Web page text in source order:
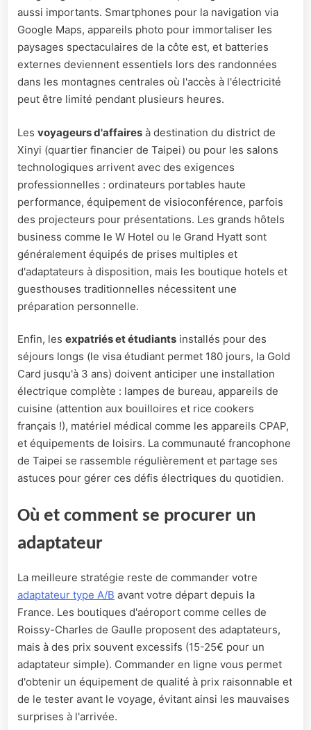
aussi importants. Smartphones pour la navigation via
Google Maps, appareils photo pour immortaliser les
paysages spectaculaires de la côte est, et batteries
externes deviennent essentiels lors des randonnées
dans les montagnes centrales où l'accès à l'électricité
peut être limité pendant plusieurs heures.
Les voyageurs d'affaires à destination du district de
Xinyi (quartier financier de Taipei) ou pour les salons
technologiques arrivent avec des exigences
professionnelles : ordinateurs portables haute
performance, équipement de visioconférence, parfois
des projecteurs pour présentations. Les grands hôtels
business comme le W Hotel ou le Grand Hyatt sont
généralement équipés de prises multiples et
d'adaptateurs à disposition, mais les boutique hotels et
guesthouses traditionnelles nécessitent une
préparation personnelle.
Enfin, les expatriés et étudiants installés pour des
séjours longs (le visa étudiant permet 180 jours, la Gold
Card jusqu'à 3 ans) doivent anticiper une installation
électrique complète : lampes de bureau, appareils de
cuisine (attention aux bouilloires et rice cookers
français !), matériel médical comme les appareils CPAP,
et équipements de loisirs. La communauté francophone
de Taipei se rassemble régulièrement et partage ses
astuces pour gérer ces défis électriques du quotidien.
Où et comment se procurer un
adaptateur
La meilleure stratégie reste de commander votre
adaptateur type A/B avant votre départ depuis la
France. Les boutiques d'aéroport comme celles de
Roissy-Charles de Gaulle proposent des adaptateurs,
mais à des prix souvent excessifs (15-25€ pour un
adaptateur simple). Commander en ligne vous permet
d'obtenir un équipement de qualité à prix raisonnable et
de le tester avant le voyage, évitant ainsi les mauvaises
surprises à l'arrivée.